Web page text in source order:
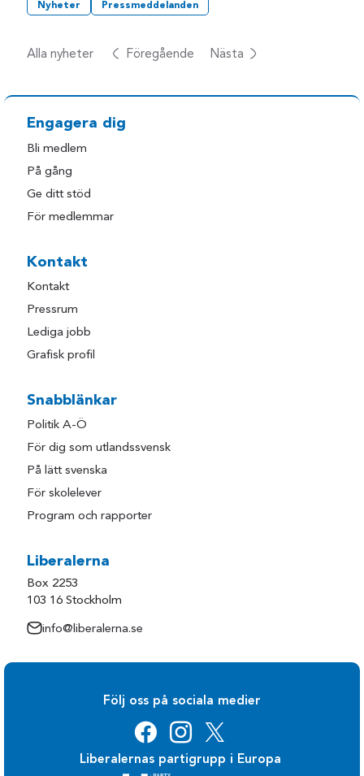
Nyheter Pressmeddelanden
Alla nyheter Föregående Nästa
Engagera dig
Bli medlem
På gång
Ge ditt stöd
För medlemmar
Kontakt
Kontakt
Pressrum
Lediga jobb
Grafisk profil
Snabblänkar
Politik A-Ö
För dig som utlandssvensk
På lätt svenska
För skolelever
Program och rapporter
Liberalerna
Box 2253
103 16 Stockholm
info@liberalerna.se
Följ oss på sociala medier
Liberalernas partigrupp i Europa